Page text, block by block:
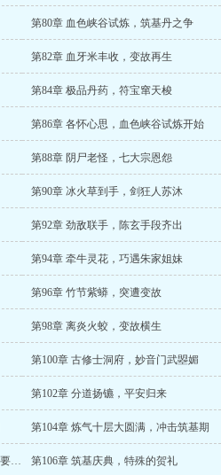
第80章 血色峡谷试炼，筑基丹之争
第82章 血牙米丰收，变故再生
第84章 极品丹药，符宝窜天梭
第86章 各怀心思，血色峡谷试炼开始
第88章 阴尸老怪，七大宗恩怨
第90章 冰火草到手，剑狂人苏沐
第92章 劲敌联手，陈玄手段齐出
第94章 牵牛灵花，巧遇朱家姐妹
第96章 竹节紫蟒，突遭变故
第98章 离炎火蛟，变故横生
第100章 古修士洞府，妙音门武曌媚
第102章 分道扬镳，平安归来
第104章 炼气十层大圆满，冲击筑基期
第105章 筑基成功，师兄筑基丹你还要么? 第106章 筑基庆典，特殊的贺礼